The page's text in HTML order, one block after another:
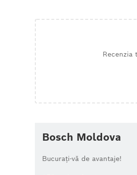
Recenzia
Bosch Moldova
Bucurați-vă de avantaje!